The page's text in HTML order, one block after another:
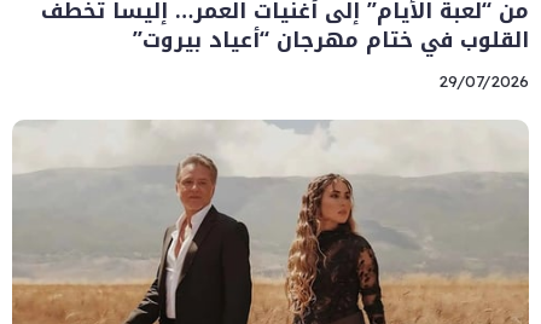
من “لعبة الأيام” إلى أغنيات العمر… إليسا تخطف
القلوب في ختام مهرجان “أعياد بيروت”
29/07/2026